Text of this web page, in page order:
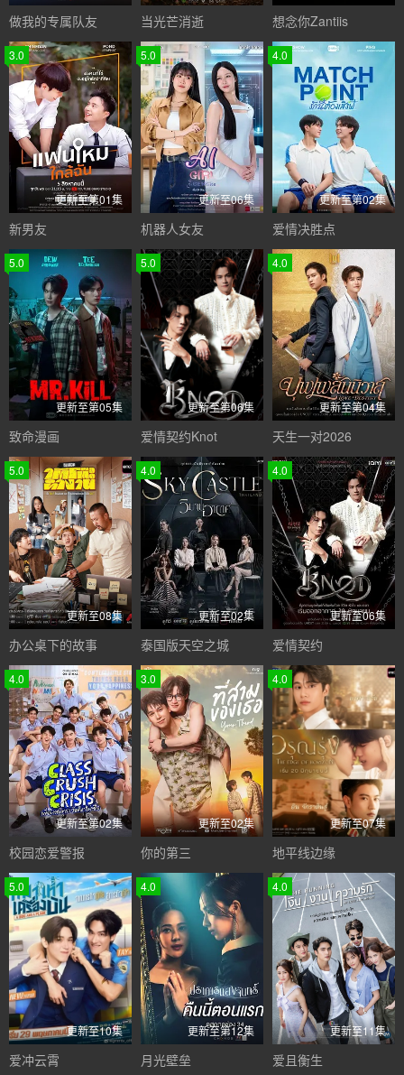
做我的专属队友 当光芒消逝 想念你Zantiis
3.0
更新至第01集
新男友
5.0
更新至06集
机器人女友
4.0
更新至第02集
爱情决胜点
5.0
更新至第05集
致命漫画
5.0
更新至第06集
爱情契约Knot
4.0
更新至第04集
天生一对2026
5.0
更新至08集
办公桌下的故事
4.0
更新至02集
泰国版天空之城
4.0
更新至06集
爱情契约
4.0
更新至第02集
校园恋爱警报
3.0
更新至02集
你的第三
4.0
更新至07集
地平线边缘
5.0
更新至10集
爱冲云霄
4.0
更新至第12集
月光壁垒
4.0
更新至11集
爱且衡生